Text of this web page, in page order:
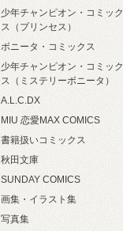
少年チャンピオン・コミック
ス（プリンセス）
ボニータ・コミックス
少年チャンピオン・コミック
ス（ミステリーボニータ）
A.L.C.DX
MIU 恋愛MAX COMICS
書籍扱いコミックス
秋田文庫
SUNDAY COMICS
画集・イラスト集
写真集